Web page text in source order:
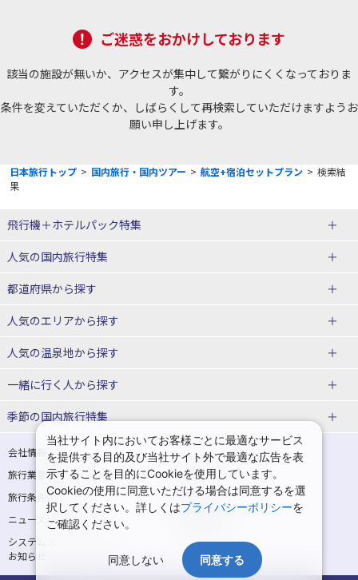
ご迷惑をおかけしております
該当の施設が無いか、アクセスが集中して繋がりにくくなっておりま
す。
条件を変えていただくか、しばらくして再検索していただけますようお
願い申し上げます。
日本旅行トップ > 国内旅行・国内ツアー > 航空+宿泊セットプラン > 検索結
果
飛行機＋ホテルパック特集
赤い風船ダイナミックパッケージ
ＪＡＬで行く飛行機+ホテルパック
人気の国内旅行特集
東京ディズニーリゾート®への旅
ユニバーサル・スタジオ・ジャパ
都道府県から探す
北海道旅行・ツアー
東北
青森旅行・ツアー
宮城旅行・ツアー
秋田旅行・ツアー
山形旅行・ツアー
福島旅行・ツアー
関東
東京旅行・ツアー
埼玉旅行・ツアー
千葉旅行・ツアー
人気のエリアから探す
函館旅行
仙台旅行
那須旅行
日光旅行
小笠原旅行
神津島旅行
青ヶ島旅行
人気の温泉地から探す
北海道
湯の川温泉(北海道)
十勝川温泉(北海道)
阿寒湖温泉(北海道)
洞爺湖温泉(北海道)
川湯温泉(北海道)
層雲峡温泉(北海道)
知床温泉(北海道)
花巻温泉(岩手)
蔵王温泉(山形)
一緒に行く人から探す
一人旅 国内版
カップル・夫婦旅行 国内版
女子旅 国内版
卒業旅行・学生旅行 国内版
季節の国内旅行特集
桜・お花見特集
ゴールデンウィーク（GW）の国内
旅行
夏休み・お盆の国内旅行
7月の国内旅行
8月の国内旅行
10月の国内旅行
11月の国内旅行
会社情報
プライバシーポリシー
旅行業登録票・約款
規約集
旅行条件書
商標について
ニュースリリース
システムメンテナンスの
お知らせ
サイトマップ
当社サイト内においてお客様ごとに最適なサービス
を提供する目的及び当社サイト外で最適な広告を表
示することを目的にCookieを使用しています。
Cookieの使用に同意いただける場合は同意するを選
択してください。詳しくはプライバシーポリシーを
ご確認ください。
同意しない 同意する